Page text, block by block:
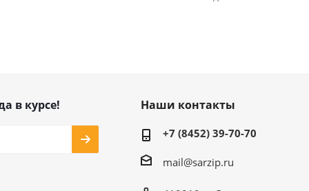
в курсе! Наши контакты
+7 (8452) 39-70-70
mail@sarzip.ru